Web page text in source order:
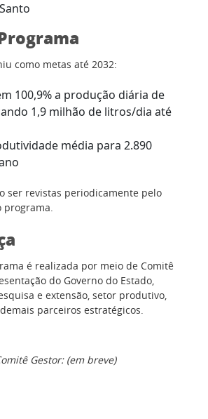
como metas até 2032:
100,9% a produção diária de
1,9 milhão de litros/dia até
média para 2.890
ser revistas periodicamente pelo
programa.
é realizada por meio de Comitê
do Governo do Estado,
e extensão, setor produtivo,
parceiros estratégicos.
Gestor: (em breve)